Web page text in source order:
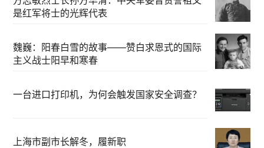
是红军将士的光辉代表
魏巍：阳春白雪的故事——赞白求恩式的国际
主义战士阳早和寒春
一台进口打印机，为何会触发国家安全调查？
上海市副市长解冬，履新职